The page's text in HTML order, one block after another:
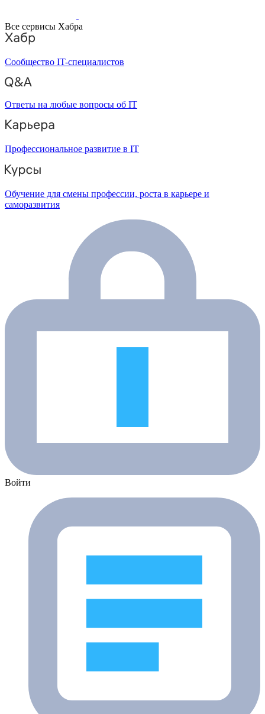
Все сервисы Хабра
Сообщество IT-специалистов
Ответы на любые вопросы об IT
Профессиональное развитие в IT
Обучение для смены профессии, роста в карьере и
саморазвития
Войти